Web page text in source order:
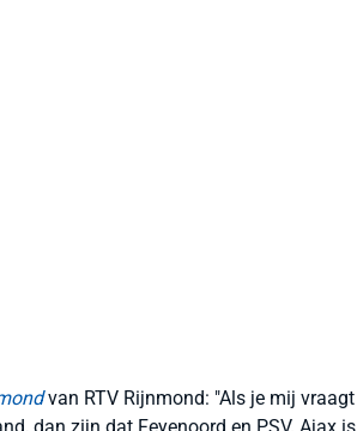
van RTV Rijnmond: "Als je mij vraagt